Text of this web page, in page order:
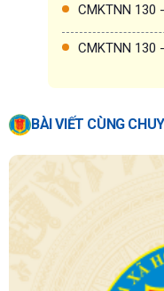
CMKTNN 130
CMKTNN 130
BÀI VIẾT CÙNG